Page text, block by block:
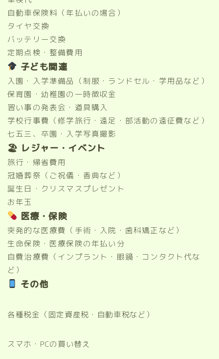
自動車保険料（年払いの場合）
タイヤ交換
バッテリー交換
定期点検・整備費用
子ども関連
入園・入学準備品（制服・ランドセル・学用品など）
保育園・幼稚園の一時徴収金
習い事の発表会・道具購入
学校行事費（修学旅行・遠足・部活動の遠征費など）
七五三、卒園・入学写真撮影
🏖 レジャー・イベント
旅行・帰省費用
冠婚葬祭（ご祝儀・香典など）
誕生日・クリスマスプレゼント
お年玉
医療・保険
突発的な医療費（手術・入院・歯科矯正など）
生命保険・医療保険の年払い分
自費治療費（インプラント・眼鏡・コンタクト代な
ど）
その他
各種税金（固定資産税・自動車税など）
スマホ・PCの買い替え